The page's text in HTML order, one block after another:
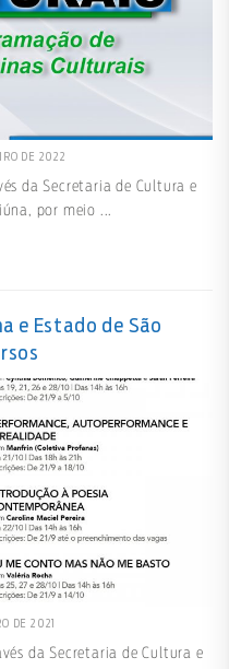
DE 2022
da Secretaria de Cultura e
por meio ...
e Estado de São
DE 2021
da Secretaria de Cultura e